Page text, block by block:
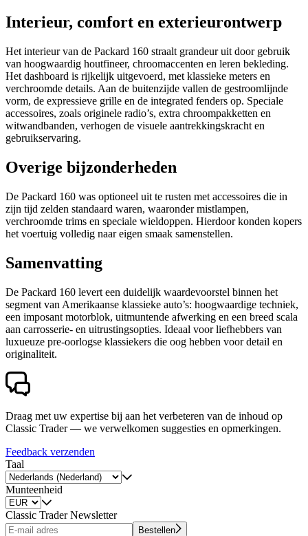
Interieur, comfort en exterieurontwerp
Het interieur van de Packard 160 straalt grandeur uit door gebruik
van hoogwaardig houtfineer, chroomaccenten en leren bekleding.
Het dashboard is rijkelijk uitgevoerd, met klassieke meters en
verchroomde details. Aan de buitenzijde vallen de gestroomlijnde
vorm, de expressieve grille en de integrated fenders op. Speciale
accessoires, zoals originele radio’s, extra chroompakketten en
witwandbanden, verhogen de visuele aantrekkingskracht en
gebruikservaring.
Overige bijzonderheden
De Packard 160 was optioneel uit te rusten met accessoires die in
zijn tijd zelden standaard waren, waaronder mistlampen,
verchroomde trims en speciale wieldoppen. Hierdoor konden kopers
het voertuig volledig naar eigen smaak samenstellen.
Samenvatting
De Packard 160 levert een duidelijk waardevoorstel binnen het
segment van Amerikaanse klassieke auto’s: hoogwaardige techniek,
een imposant motorblok, uitmuntende afwerking en een breed scala
aan carrosserie- en uitrustingsopties. Ideaal voor liefhebbers van
luxueuze pre-oorlogse klassiekers die oog hebben voor detail en
originaliteit.
Draag met uw expertise bij aan het verbeteren van de inhoud op
Classic Trader — we verwelkomen suggesties en opmerkingen.
Feedback verzenden
Taal
Munteenheid
Classic Trader Newsletter
Bestellen